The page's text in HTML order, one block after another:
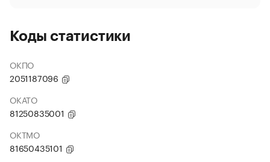
Коды статистики
ОКПО
2051187096
ОКАТО
81250835001
ОКТМО
81650435101